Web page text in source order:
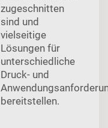
zugeschnitten
sind und
vielseitige
Lösungen für
unterschiedliche
Druck- und
bereitstellen.